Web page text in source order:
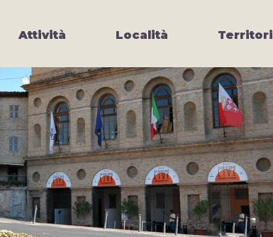
Attività Località Territori